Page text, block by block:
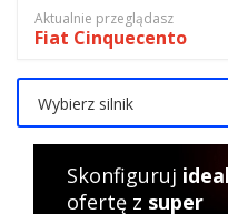
Aktualnie przeglądasz
Fiat Cinquecento
Wybierz silnik
Skonfiguruj
ofertę z super